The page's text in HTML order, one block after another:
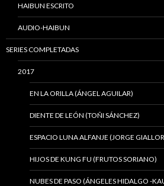
HAIBUN ESCRITO
AUDIO-HAIBUN
SERIES COMPLETADAS
2017
EN LA ORILLA (ÁNGEL AGUILAR)
DIENTE DE LEÓN (TOÑI SÁNCHEZ)
ESPACIO LUNA ALFANJE (JORGE
HIJOS DE KUNG FU (FRUTOS SORIANO)
NUBES DE PASO (ÁNGELES HIDALGO -